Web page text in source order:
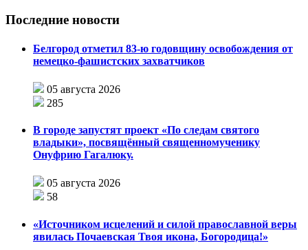
Последние новости
Белгород отметил 83-ю годовщину освобождения от
немецко-фашистских захватчиков
05 августа 2026
285
В городе запустят проект «По следам святого
владыки», посвящённый священномученику
Онуфрию Гагалюку.
05 августа 2026
58
«Источником исцелений и силой православной веры
явилась Почаевская Твоя икона, Богородица!»